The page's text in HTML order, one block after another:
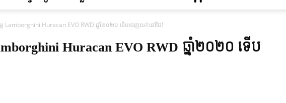
Lamborghini Huracan EVO RWD ឆ្នាំ២០២០ ទើបចេញលក់នៅថៃ!
Huracan EVO RWD ឆ្នាំ២០២០ ទើប